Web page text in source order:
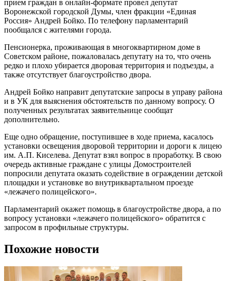
прием граждан в онлайн-формате провел депутат
Воронежской городской Думы, член фракции «Единая
Россия» Андрей Бойко. По телефону парламентарий
пообщался с жителями города.
Пенсионерка, проживающая в многоквартирном доме в
Советском районе, пожаловалась депутату на то, что очень
редко и плохо убирается дворовая территория и подъезды, а
также отсутствует благоустройство двора.
Андрей Бойко направит депутатские запросы в управу района
и в УК для выяснения обстоятельств по данному вопросу. О
полученных результатах заявительнице сообщат
дополнительно.
Еще одно обращение, поступившее в ходе приема, касалось
установки освещения дворовой территории и дороги к лицею
им. А.П. Киселева. Депутат взял вопрос в проработку. В свою
очередь активные граждане с улицы Домостроителей
попросили депутата оказать содействие в ограждении детской
площадки и установке во внутриквартальном проезде
«лежачего полицейского».
Парламентарий окажет помощь в благоустройстве двора, а по
вопросу установки «лежачего полицейского» обратится с
запросом в профильные структуры.
Похожие новости